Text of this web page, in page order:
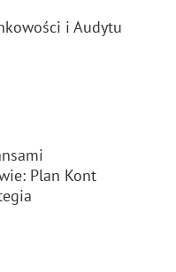
i Audytu
Plan Kont